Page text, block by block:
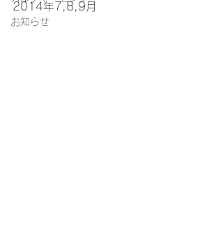
お知らせ
2014年7,8,9月